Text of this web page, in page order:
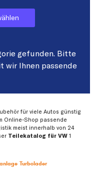
gefunden. Bitte
wir Ihnen passende
für viele Autos günstig
Online-Shop passende
meist innerhalb von 24
Teilekatalog für VW 1
Turbolader